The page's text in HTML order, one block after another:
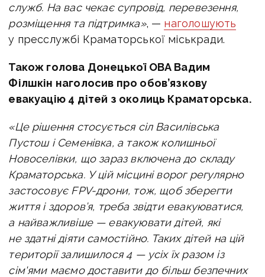
служб. На вас чекає супровід, перевезення,
розміщення та підтримка», — наголошують
у пресслужбі Краматорської міськради.
Також голова Донецької ОВА Вадим
Філшкін наголосив про обов’язкову
евакуацію 4 дітей з околиць Краматорська.
«Це рішення стосується сіл Василівська
Пустош і Семенівка, а також колишньої
Новоселівки, що зараз включена до складу
Краматорська. У цій місцині ворог регулярно
застосовує FPV-дрони, тож, щоб зберегти
життя і здоров’я, треба звідти евакуюватися,
а найважливіше — евакуювати дітей, які
не здатні діяти самостійно. Таких дітей на цій
території залишилося 4 — усіх їх разом із
сім'ями маємо доставити до більш безпечних